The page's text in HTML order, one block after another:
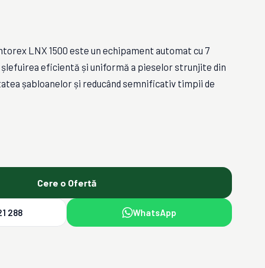
LNX 1500 este un echipament automat cu 7
eficientă și uniformă a pieselor strunjite din
șabloanelor și reducând semnificativ timpii de
Cere o Ofertă
288 WhatsApp